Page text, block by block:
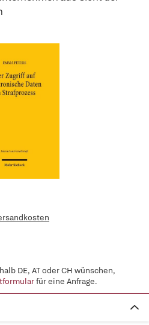
DE, AT oder CH wünschen,
für eine Anfrage.